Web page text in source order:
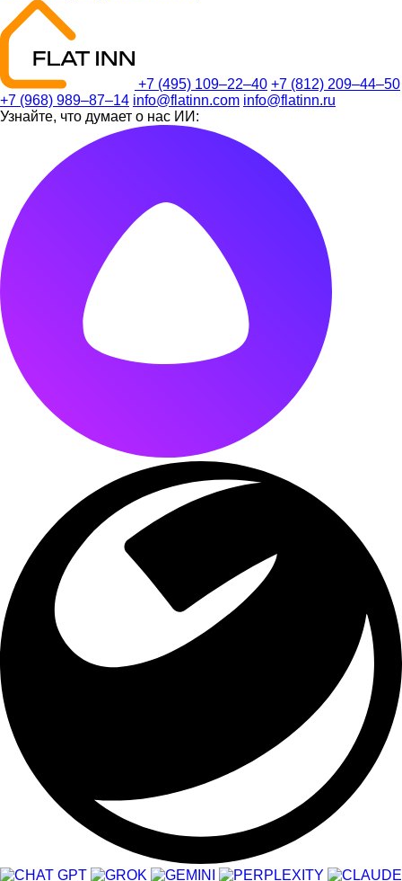
+7 (495) 109–22–40 +7 (812) 209–44–50
+7 (968) 989–87–14 info@flatinn.com info@flatinn.ru
Узнайте, что думает о нас ИИ: